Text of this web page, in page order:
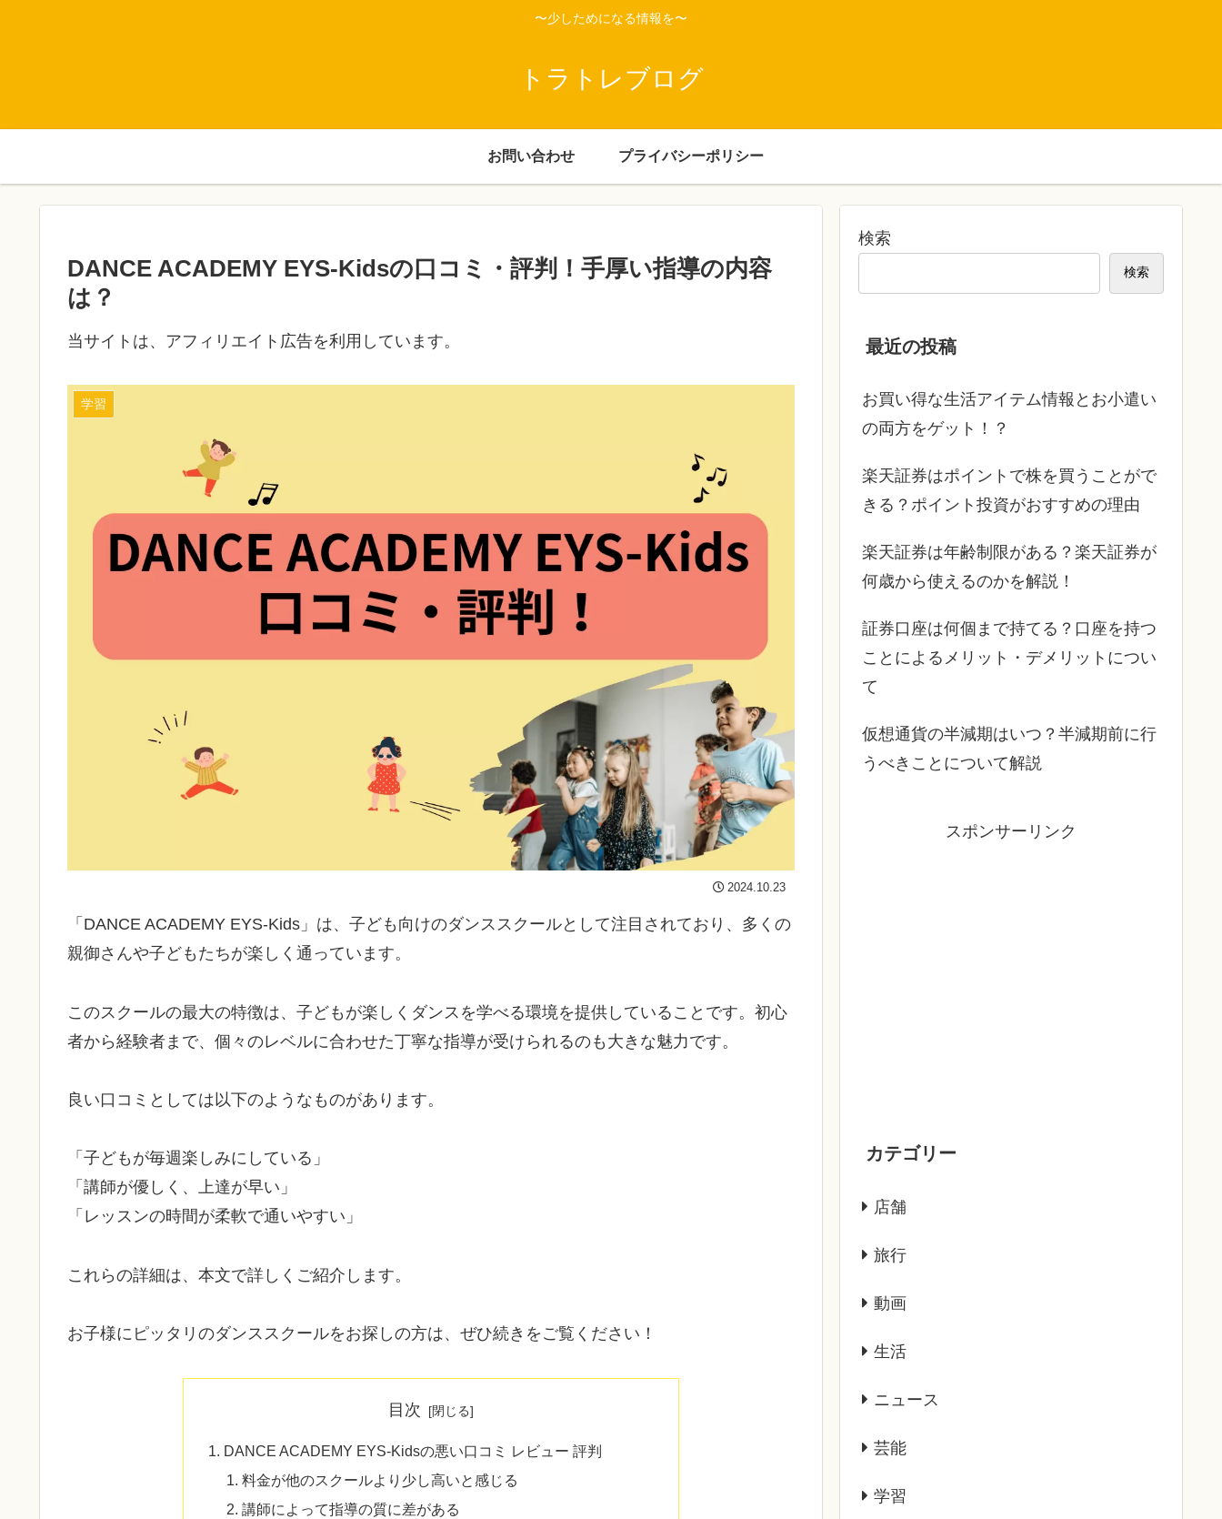
〜少しためになる情報を〜
トラトレブログ
お問い合わせ プライバシーポリシー
DANCE ACADEMY EYS-Kidsの口コミ・評判！手厚い指導の内容
は？
当サイトは、アフィリエイト広告を利用しています。
学習
2024.10.23
「DANCE ACADEMY EYS-Kids」は、子ども向けのダンススクールとして注目されており、多くの
親御さんや子どもたちが楽しく通っています。
このスクールの最大の特徴は、子どもが楽しくダンスを学べる環境を提供していることです。初心
者から経験者まで、個々のレベルに合わせた丁寧な指導が受けられるのも大きな魅力です。
良い口コミとしては以下のようなものがあります。
「子どもが毎週楽しみにしている」
「講師が優しく、上達が早い」
「レッスンの時間が柔軟で通いやすい」
これらの詳細は、本文で詳しくご紹介します。
お子様にピッタリのダンススクールをお探しの方は、ぜひ続きをご覧ください！
目次
DANCE ACADEMY EYS-Kidsの悪い口コミ レビュー 評判
料金が他のスクールより少し高いと感じる
講師によって指導の質に差がある
検索
検索
最近の投稿
お買い得な生活アイテム情報とお小遣い
の両方をゲット！？
楽天証券はポイントで株を買うことがで
きる？ポイント投資がおすすめの理由
楽天証券は年齢制限がある？楽天証券が
何歳から使えるのかを解説！
証券口座は何個まで持てる？口座を持つ
ことによるメリット・デメリットについ
て
仮想通貨の半減期はいつ？半減期前に行
うべきことについて解説
スポンサーリンク
カテゴリー
店舗
旅行
動画
生活
ニュース
芸能
学習